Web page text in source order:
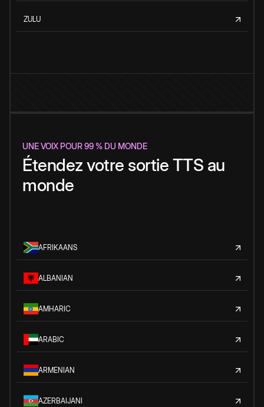
ZULU
UNE VOIX POUR 99 % DU MONDE
Étendez votre sortie TTS au
monde
AFRIKAANS
ALBANIAN
AMHARIC
ARABIC
ARMENIAN
AZERBAIJANI